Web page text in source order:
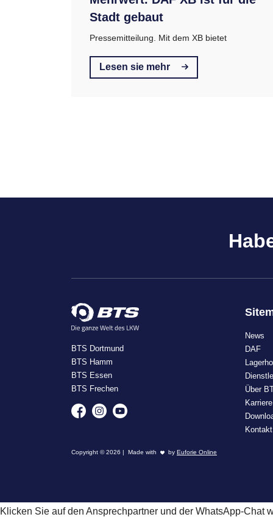
Stadt gebaut
Pressemitteilung. Mit dem XB bietet
Lesen sie mehr
BTS Dortmund
BTS Hamm
BTS Essen
BTS Frechen
News
DAF
Über
Karriere
Kontakt
Copyright © 2026 | Made with by Euforie Online
Klicken Sie auf den Ansprechpartner und der WhatsApp-Chat